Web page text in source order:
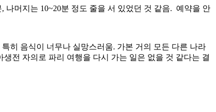
나머지는 10~20분 정도 줄을 서 있었던 것 같음. 예약을 안
히 음식이 너무나 실망스러움. 가본 거의 모든 다른 나라
전 자의로 파리 여행을 다시 가는 일은 없을 것 같다는 결